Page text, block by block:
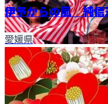
伊予からの風 純信
愛媛県